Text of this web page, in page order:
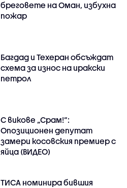
бреговете на Оман, избухна
пожар
Багдад и Техеран обсъждат
схема за износ на иракски
петрол
С викове „Срам!“:
Опозиционен депутат
замери косовския премиер с
яйца (ВИДЕО)
ТИСА номинира бившия